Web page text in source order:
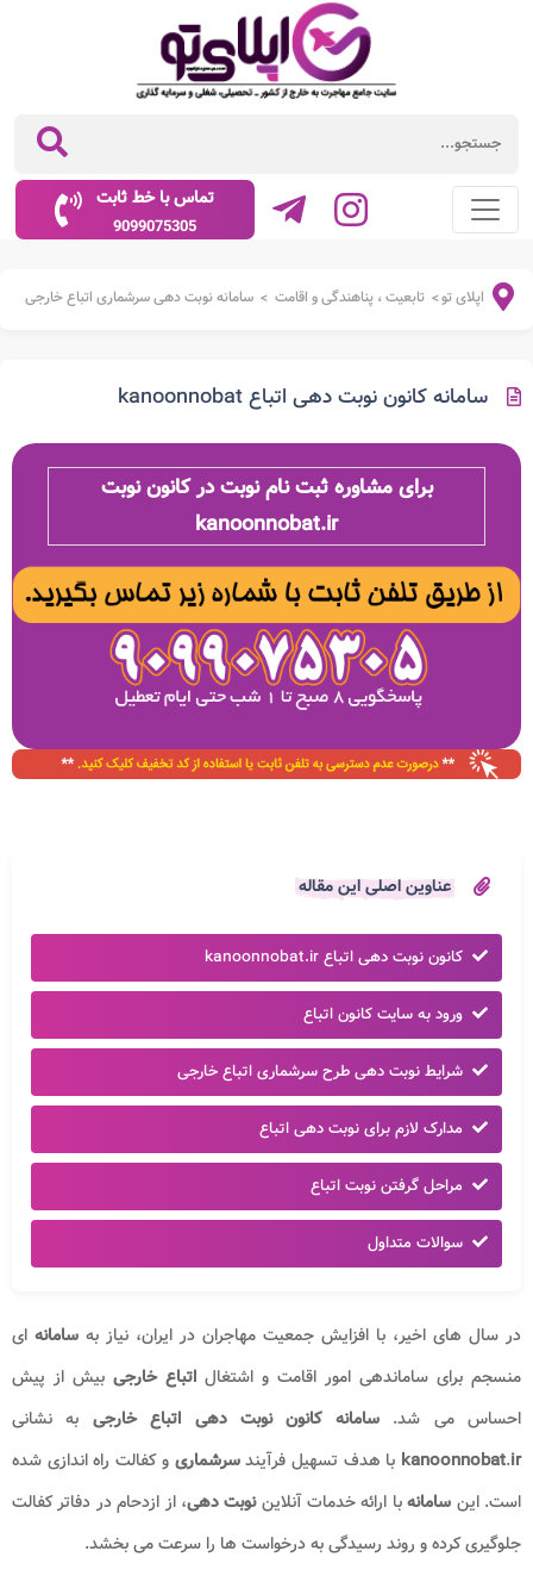
تماس با خط ثابت
9099075305
اپلای تو> تابعیت ، پناهندگی و اقامت > سامانه نوبت دهی سرشماری اتباع خارجی
سامانه کانون نوبت دهی اتباع kanoonnobat
برای مشاوره ثبت نام نوبت در کانون نوبت
kanoonnobat.ir
عناوین اصلی این مقاله
کانون نوبت دهی اتباع kanoonnobat.ir
ورود به سایت کانون اتباع
شرایط نوبت دهی طرح سرشماری اتباع خارجی
مدارک لازم برای نوبت دهی اتباع
مراحل گرفتن نوبت اتباع
سوالات متداول
در سال های اخیر، با افزایش جمعیت مهاجران در ایران، نیاز به سامانه ای
منسجم برای ساماندهی امور اقامت و اشتغال اتباع خارجی بیش از پیش
احساس می شد.سامانه کانون نوبت دهی اتباع خارجی به نشانی
kanoonnobat.ir با هدف تسهیل فرآیندسرشماریو کفالت راه اندازی شده
است. این سامانهبا ارائه خدمات آنلایننوبت دهی، از ازدحام در دفاتر کفالت
جلوگیری کرده و روند رسیدگی به درخواست ها را سرعت می بخشد.